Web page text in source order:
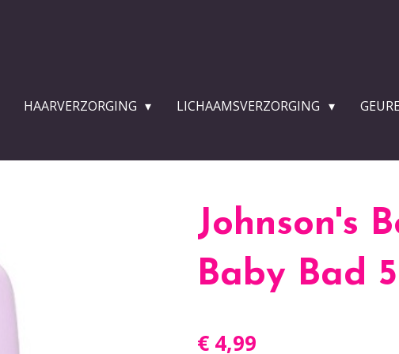
HAARVERZORGING LICHAAMSVERZORGING
Johnson's
Baby Bad
€ 4,99